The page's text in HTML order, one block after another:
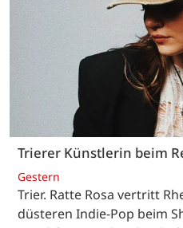
Trierer Künstlerin beim
Gestern
Trier. Ratte Rosa vertritt
düsteren Indie-Pop beim